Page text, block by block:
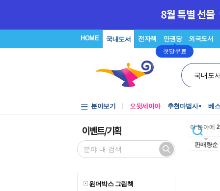
HOME 국내도서 전자책 만권당
첫달무료
외국도서
국내도
분야보기 오뒷세이아 추천마법사 베
이벤트/기획
원더박스 그림책
이 분야에
판매량순